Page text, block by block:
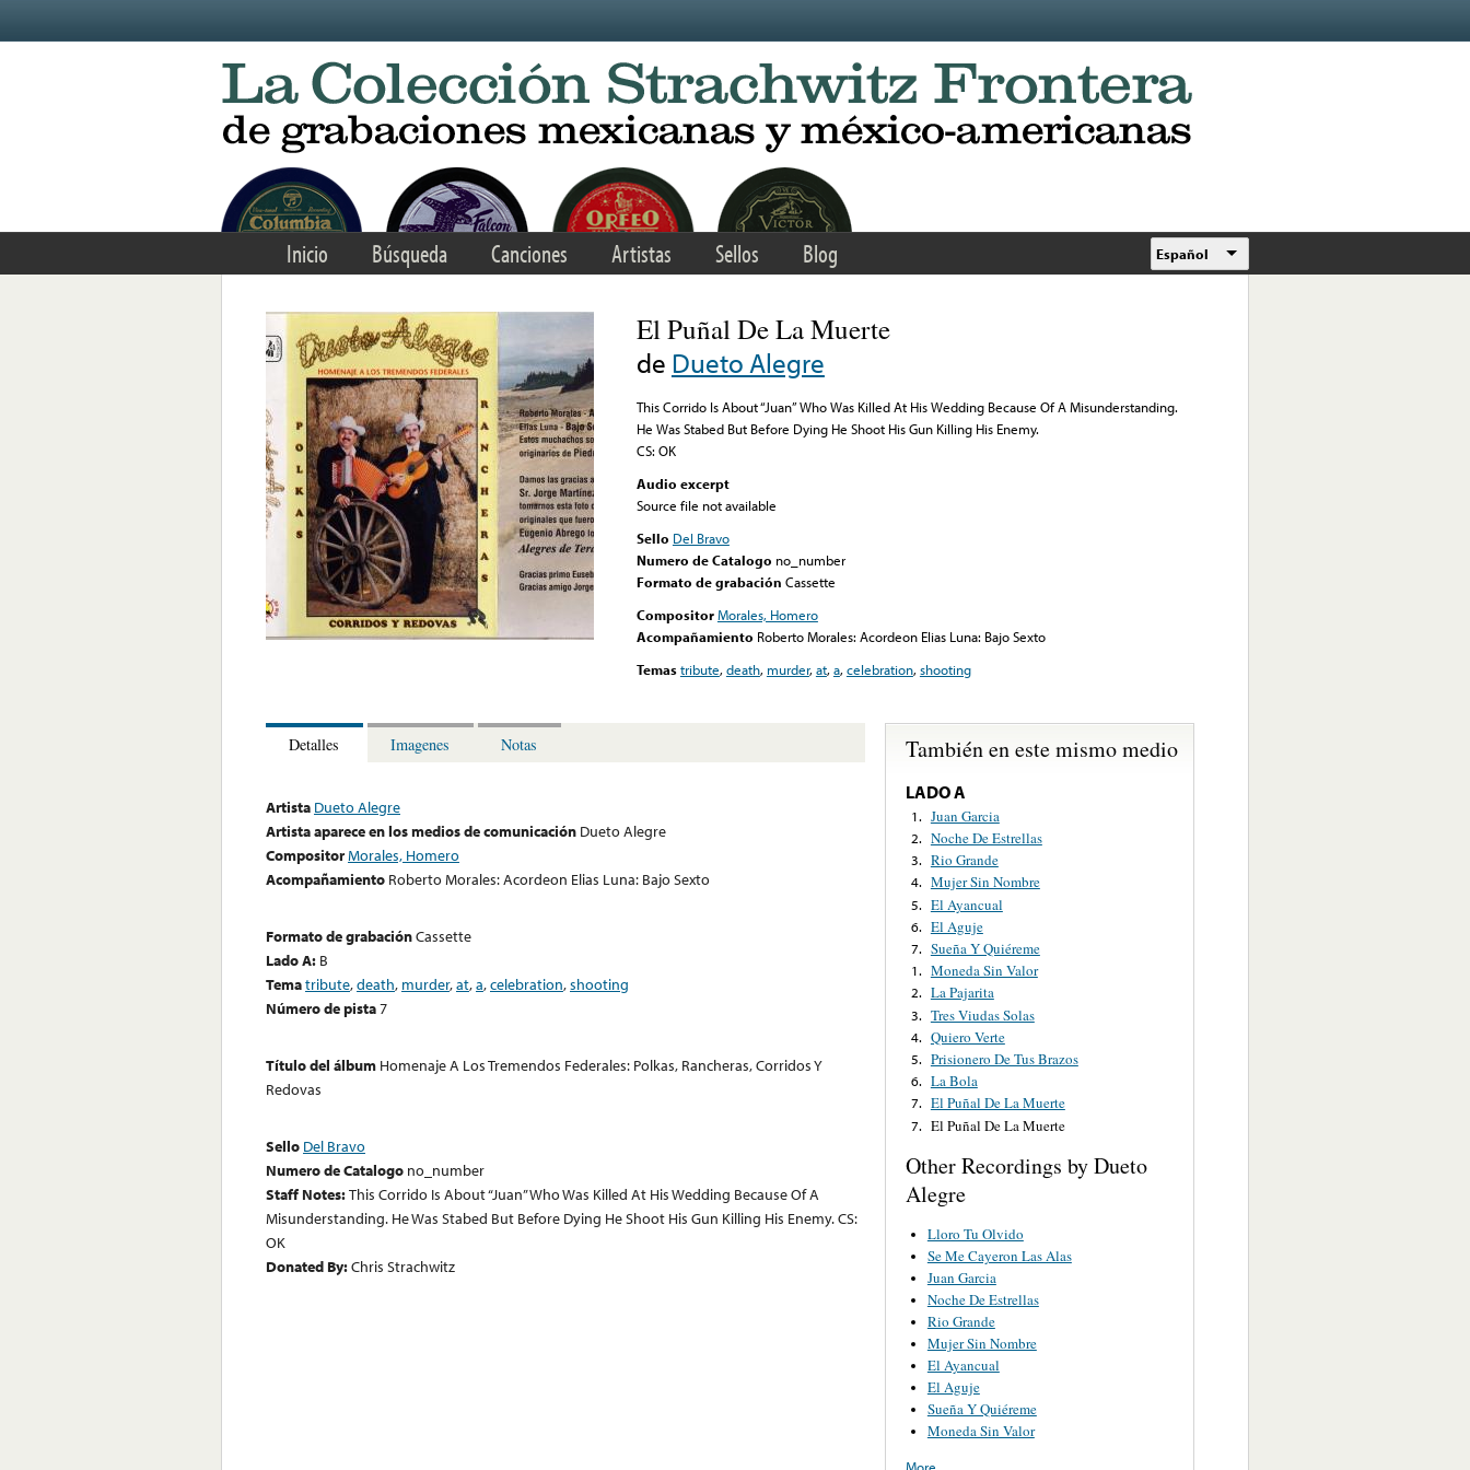
Inicio Búsqueda Canciones Artistas Sellos Blog Español
El Puñal De La Muerte
de Dueto Alegre
This Corrido Is About “Juan” Who Was Killed At His Wedding Because Of A Misunderstanding.
He Was Stabed But Before Dying He Shoot His Gun Killing His Enemy.
CS: OK
Audio excerpt
Source file not available
Sello Del Bravo
Numero de Catalogo no_number
Formato de grabación Cassette
CompositorMorales, Homero
Acompañamiento Roberto Morales: Acordeon Elias Luna: Bajo Sexto
Temastribute,death, murder,at,a,celebration,shooting
Detalles Imagenes Notas
Artista Dueto Alegre
Artista aparece en los medios de comunicación Dueto Alegre
CompositorMorales, Homero
Acompañamiento Roberto Morales: Acordeon Elias Luna: Bajo Sexto
Formato de grabaciónCassette
Lado A: B
Tematribute,death, murder,at,a,celebration,shooting
Número de pista7
Título del álbum Homenaje A Los Tremendos Federales: Polkas, Rancheras, Corridos Y
Redovas
Sello Del Bravo
Numero de Catalogo no_number
Staff Notes:This Corrido Is About “Juan” Who Was Killed At His Wedding Because Of A
Misunderstanding. He Was Stabed But Before Dying He Shoot His Gun Killing His Enemy. CS:
OK
Donated By:Chris Strachwitz
También en este mismo medio
LADO A
1. Juan Garcia
2. Noche De Estrellas
3. Rio Grande
4. Mujer Sin Nombre
5. El Ayancual
6. El Aguje
7. Sueña Y Quiéreme
1. Moneda Sin Valor
2. La Pajarita
3. Tres Viudas Solas
4. Quiero Verte
5. Prisionero De Tus Brazos
6. La Bola
7. El Puñal De La Muerte
7. El Puñal De La Muerte
Other Recordings by Dueto
Alegre
Lloro Tu Olvido
Se Me Cayeron Las Alas
Juan Garcia
Noche De Estrellas
Rio Grande
Mujer Sin Nombre
El Ayancual
El Aguje
Sueña Y Quiéreme
Moneda Sin Valor